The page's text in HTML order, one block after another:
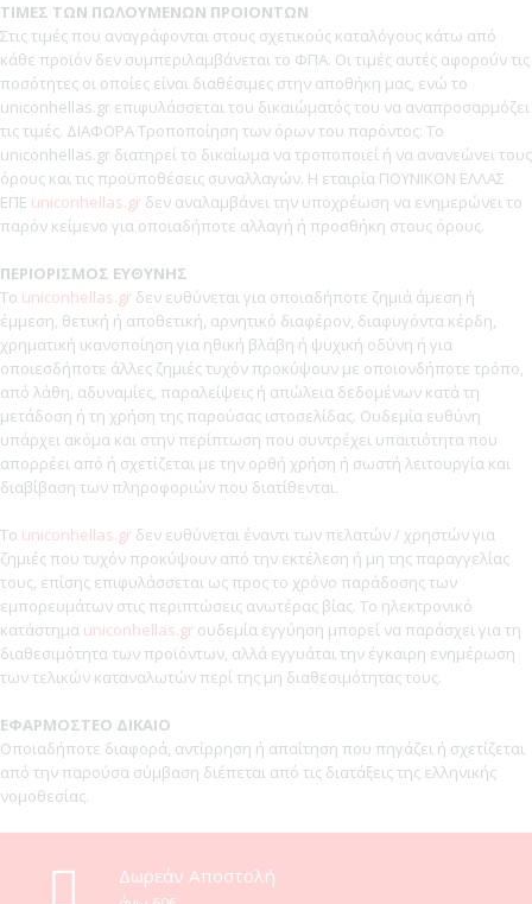
ΤΙΜΕΣ ΤΩΝ ΠΩΛΟΥΜΕΝΩΝ ΠΡΟΙΟΝΤΩΝ
Στις τιμές που αναγράφονται στους σχετικούς καταλόγους κάτω από
κάθε προϊόν δεν συμπεριλαμβάνεται το ΦΠΑ. Οι τιμές αυτές αφορούν τις
ποσότητες οι οποίες είναι διαθέσιμες στην αποθήκη μας, ενώ το
uniconhellas.gr επιφυλάσσεται του δικαιώματός του να αναπροσαρμόζει
τις τιμές. ΔΙΑΦΟΡΑ Τροποποίηση των όρων του παρόντος: Το
uniconhellas.gr διατηρεί το δικαίωμα να τροποποιεί ή να ανανεώνει τους
όρους και τις προϋποθέσεις συναλλαγών. H εταιρία ΓΙΟΥΝΙΚΟΝ ΕΛΛΑΣ
ΕΠΕ uniconhellas.gr δεν αναλαμβάνει την υποχρέωση να ενημερώνει το
παρόν κείμενο για οποιαδήποτε αλλαγή ή προσθήκη στους όρους.
ΠΕΡΙΟΡΙΣΜΟΣ ΕΥΘΥΝΗΣ
Το uniconhellas.gr δεν ευθύνεται για οποιαδήποτε ζημιά άμεση ή
έμμεση, θετική ή αποθετική, αρνητικό διαφέρον, διαφυγόντα κέρδη,
χρηματική ικανοποίηση για ηθική βλάβη ή ψυχική οδύνη ή για
οποιεσδήποτε άλλες ζημιές τυχόν προκύψουν με οποιονδήποτε τρόπο,
από λάθη, αδυναμίες, παραλείψεις ή απώλεια δεδομένων κατά τη
μετάδοση ή τη χρήση της παρούσας ιστοσελίδας. Ουδεμία ευθύνη
υπάρχει ακόμα και στην περίπτωση που συντρέχει υπαιτιότητα που
απορρέει από ή σχετίζεται με την ορθή χρήση ή σωστή λειτουργία και
διαβίβαση των πληροφοριών που διατίθενται.
Το uniconhellas.gr δεν ευθύνεται έναντι των πελατών / χρηστών για
ζημιές που τυχόν προκύψουν από την εκτέλεση ή μη της παραγγελίας
τους, επίσης επιφυλάσσεται ως προς το χρόνο παράδοσης των
εμπορευμάτων στις περιπτώσεις ανωτέρας βίας. Το ηλεκτρονικό
κατάστημα uniconhellas.gr ουδεμία εγγύηση μπορεί να παράσχει για τη
διαθεσιμότητα των προϊόντων, αλλά εγγυάται την έγκαιρη ενημέρωση
των τελικών καταναλωτών περί της μη διαθεσιμότητας τους.
ΕΦΑΡΜΟΣΤΕΟ ΔΙΚΑΙΟ
Οποιαδήποτε διαφορά, αντίρρηση ή απαίτηση που πηγάζει ή σχετίζεται
από την παρούσα σύμβαση διέπεται από τις διατάξεις της ελληνικής
νομοθεσίας.
Δωρεάν Αποστολή